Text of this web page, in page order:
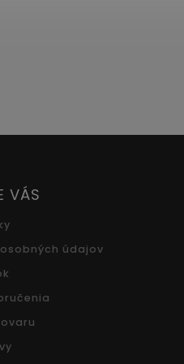
VÁS
údajov